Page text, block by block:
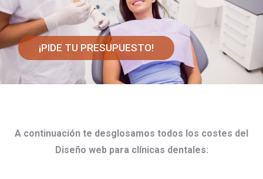
¡PIDE TU PRESUPUESTO!
A continuación te desglosamos todos los costes del
Diseño web para clínicas dentales: